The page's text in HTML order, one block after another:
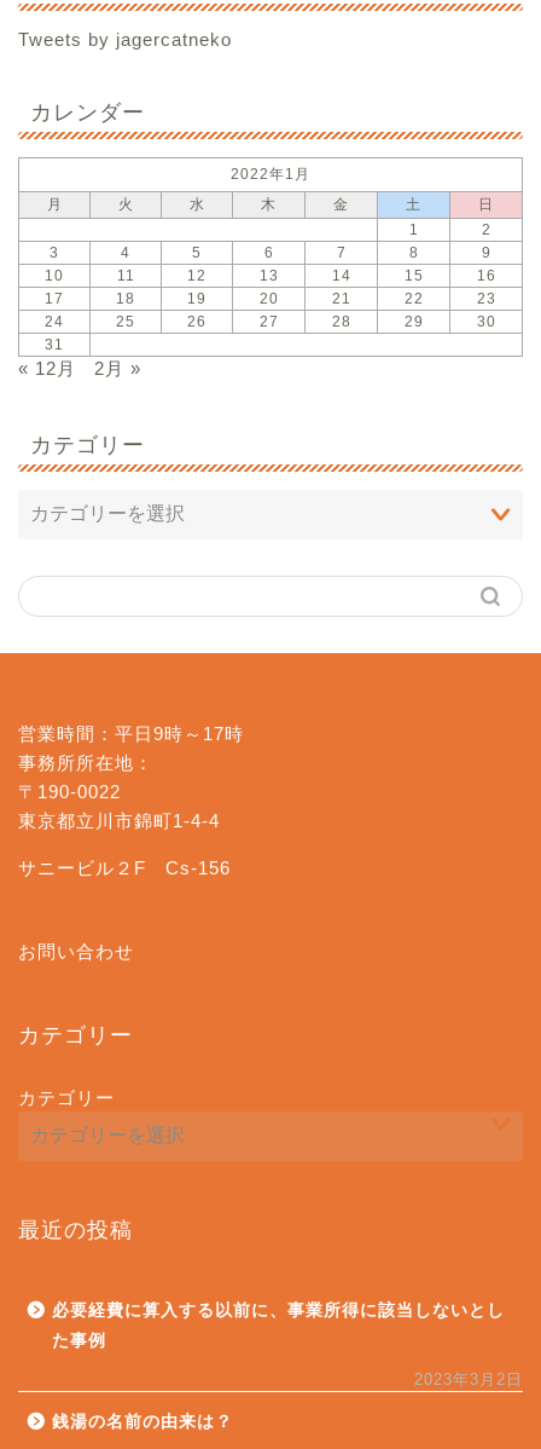
Tweets by jagercatneko
カレンダー
2022年1月
月
火 水 木 金 土
日
1
2
3
4 5 6 7 8
9
10
11 12 13 14 15
16
17
18 19 20 21 22
23
24
25 26 27 28 29
30
31
« 12月 2月 »
カテゴリー
営業時間：平日9時～17時
事務所所在地：
〒190-0022
東京都立川市錦町1-4-4
サニービル２F Cs-156
お問い合わせ
カテゴリー
カテゴリー
最近の投稿
必要経費に算入する以前に、事業所得に該当しないとし
た事例
2023年3月2日
銭湯の名前の由来は？